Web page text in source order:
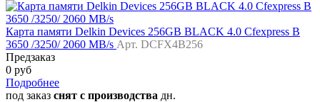
Карта памяти Delkin Devices 256GB BLACK 4.0 Cfexpress B
3650 /3250/ 2060 MB/s Арт. DCFX4B256
Предзаказ
0 руб
Подробнее
под заказ снят с производства дн.